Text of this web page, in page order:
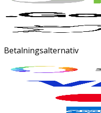
Betalningsalternativ